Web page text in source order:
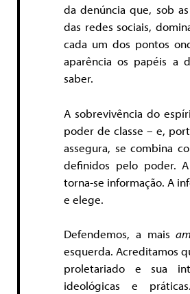
da denúncia que, sob
das redes sociais,
cada um dos pontos
aparência os papéis a
saber.
A sobrevivência do
poder de classe – e,
assegura, se combina
definidos pelo poder.
torna-se informação. A
e elege.
Defendemos, a mais
esquerda. Acreditamos
proletariado e sua
ideológicas e